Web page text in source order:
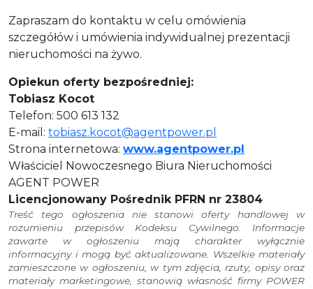
Zapraszam do kontaktu w celu omówienia
szczegółów i umówienia indywidualnej prezentacji
nieruchomości na żywo.
Opiekun oferty bezpośredniej:
Tobiasz Kocot
Telefon: 500 613 132
E-mail: tobiasz.kocot@agentpower.pl
Strona internetowa: www.agentpower.pl
Właściciel Nowoczesnego Biura Nieruchomości
AGENT POWER
Licencjonowany Pośrednik PFRN nr 23804
Treść tego ogłoszenia nie stanowi oferty handlowej w
rozumieniu przepisów Kodeksu Cywilnego. Informacje
zawarte w ogłoszeniu mają charakter wyłącznie
informacyjny i mogą być aktualizowane. Wszelkie materiały
zamieszczone w ogłoszeniu, w tym zdjęcia, rzuty, opisy oraz
materiały marketingowe, stanowią własność firmy POWER